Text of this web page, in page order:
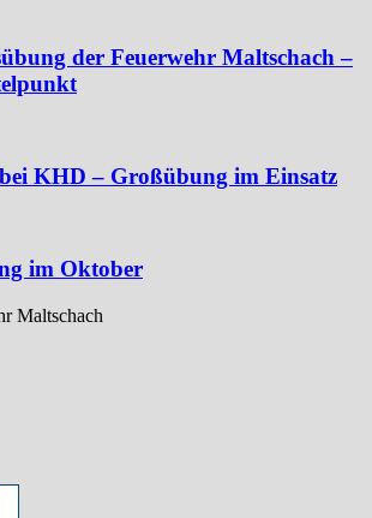
der Feuerwehr Maltschach –
KHD – Großübung im Einsatz
im Oktober
Maltschach